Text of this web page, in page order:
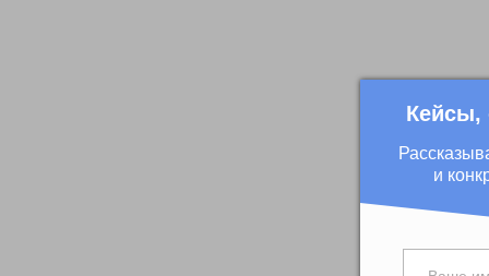
Кейсы,
и